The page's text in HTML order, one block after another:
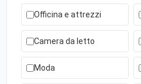
Officina e attrezzi
Camera da letto
Moda